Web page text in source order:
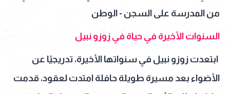
السنوات الأخيرة في حياة في زوزو نبيل
ابتعدت زوزو نبيل في سنواتها الأخيرة، تدريجيًا عن
الأضواء بعد مسيرة طويلة حافلة امتدت لعقود، قدمت